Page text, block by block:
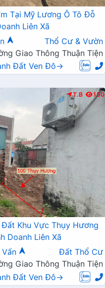
Tại Mỹ Lương Ô Tô Đỗ
Liên Xã
Thổ Cư & Vườn
Giao Thông Thuận Tiện
Đất Ven Đô→
T.B 150
Khu Vực Thụy Hương
Doanh Liên Xã
Đất Thổ Cư
Giao Thông Thuận Tiện
Đất Ven Đô→